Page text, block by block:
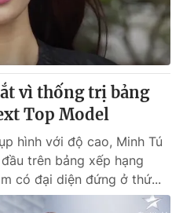
vì thống trị bảng
Top Model
hình với độ cao, Minh Tú
trên bảng xếp hạng
có đại diện đứng ở thứ...